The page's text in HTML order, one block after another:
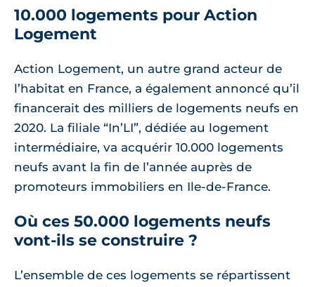
10.000 logements pour Action
Logement
Action Logement, un autre grand acteur de
l’habitat en France, a également annoncé qu’il
financerait des milliers de logements neufs en
2020. La filiale “In’LI”, dédiée au logement
intermédiaire, va acquérir 10.000 logements
neufs avant la fin de l’année auprès de
promoteurs immobiliers en Ile-de-France.
Où ces 50.000 logements neufs
vont-ils se construire ?
L’ensemble de ces logements se répartissent